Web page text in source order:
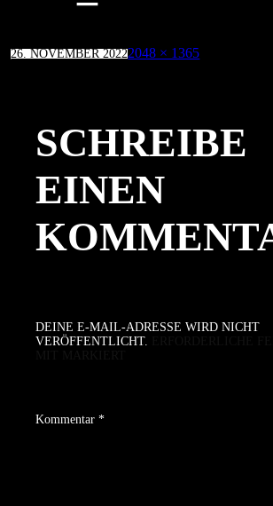
Veröffentlicht
am
26. NOVEMBER 2022Volle
2048 × 1365
SCHREIBE
EINEN
DEINE E-MAIL-ADRESSE WIRD NICHT
VERÖFFENTLICHT.
Kommentar *